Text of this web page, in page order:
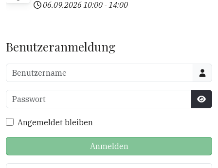
06.09.2026 10:00 - 14:00
Benutzeranmeldung
Benutzername
Passwort
Angemeldet bleiben
Anmelden